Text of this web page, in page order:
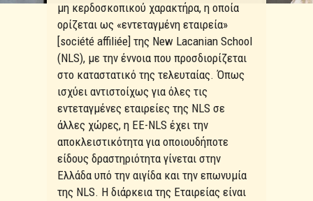
μη κερδοσκοπικού χαρακτήρα, η οποία
ορίζεται ως «εντεταγμένη εταιρεία»
[société affiliée] της New Lacanian School
(NLS), με την έννοια που προσδιορίζεται
στο καταστατικό της τελευταίας. Όπως
ισχύει αντιστοίχως για όλες τις
εντεταγμένες εταιρείες της NLS σε
άλλες χώρες, η ΕΕ-NLS έχει την
αποκλειστικότητα για οποιουδήποτε
είδους δραστηριότητα γίνεται στην
Ελλάδα υπό την αιγίδα και την επωνυμία
της NLS. Η διάρκεια της Εταιρείας είναι